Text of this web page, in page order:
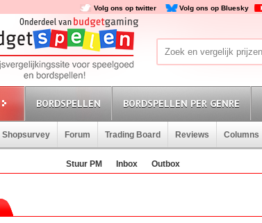
Volg ons op twitter Volg ons op Bluesky
BORDSPELLEN BORDSPELLEN PER GENRE
Shopsurvey Forum Trading Board Reviews Columns
Stuur PM Inbox Outbox